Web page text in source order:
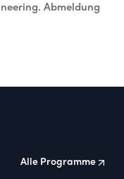
Abmeldung
Alle Programme